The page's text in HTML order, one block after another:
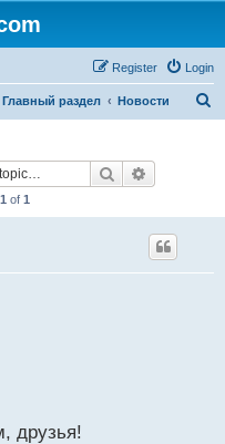
Login
Register
раздел Новости
Search
1 of 1
друзья!